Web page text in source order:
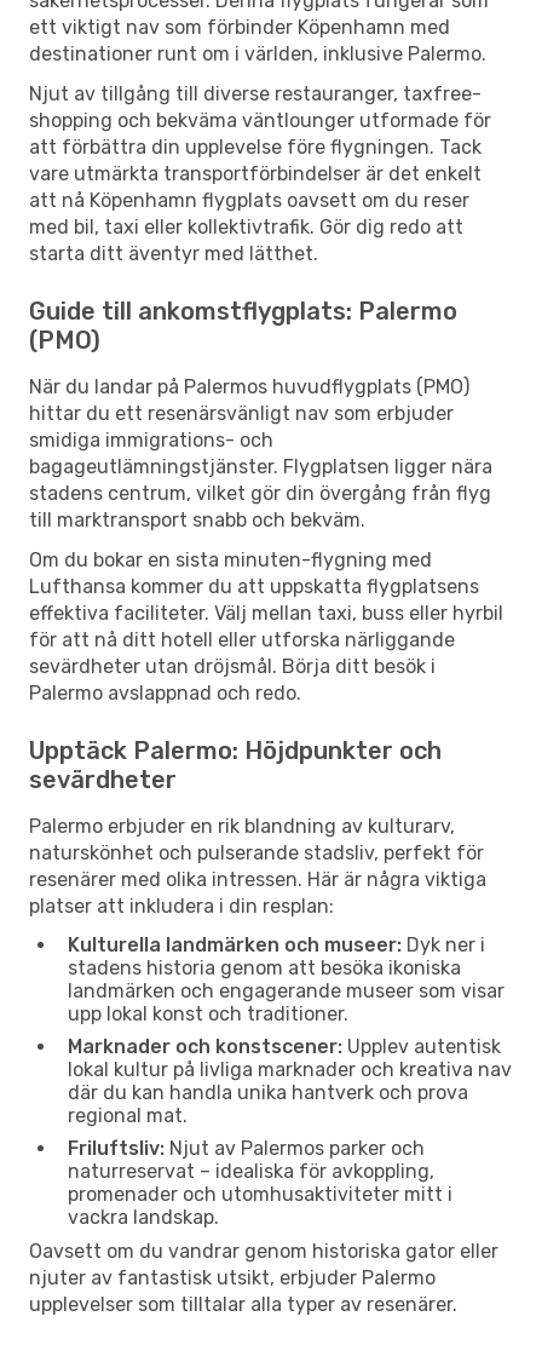
ett viktigt nav som förbinder Köpenhamn med
destinationer runt om i världen, inklusive Palermo.
Njut av tillgång till diverse restauranger, taxfree-
shopping och bekväma väntlounger utformade för
att förbättra din upplevelse före flygningen. Tack
vare utmärkta transportförbindelser är det enkelt
att nå Köpenhamn flygplats oavsett om du reser
med bil, taxi eller kollektivtrafik. Gör dig redo att
starta ditt äventyr med lätthet.
Guide till ankomstflygplats: Palermo
(PMO)
När du landar på Palermos huvudflygplats (PMO)
hittar du ett resenärsvänligt nav som erbjuder
smidiga immigrations- och
bagageutlämningstjänster. Flygplatsen ligger nära
stadens centrum, vilket gör din övergång från flyg
till marktransport snabb och bekväm.
Om du bokar en sista minuten-flygning med
Lufthansa kommer du att uppskatta flygplatsens
effektiva faciliteter. Välj mellan taxi, buss eller hyrbil
för att nå ditt hotell eller utforska närliggande
sevärdheter utan dröjsmål. Börja ditt besök i
Palermo avslappnad och redo.
Upptäck Palermo: Höjdpunkter och
sevärdheter
Palermo erbjuder en rik blandning av kulturarv,
naturskönhet och pulserande stadsliv, perfekt för
resenärer med olika intressen. Här är några viktiga
platser att inkludera i din resplan:
Kulturella landmärken och museer: Dyk ner i
stadens historia genom att besöka ikoniska
landmärken och engagerande museer som visar
upp lokal konst och traditioner.
Marknader och konstscener: Upplev autentisk
lokal kultur på livliga marknader och kreativa nav
där du kan handla unika hantverk och prova
regional mat.
Friluftsliv: Njut av Palermos parker och
naturreservat – idealiska för avkoppling,
promenader och utomhusaktiviteter mitt i
vackra landskap.
Oavsett om du vandrar genom historiska gator eller
njuter av fantastisk utsikt, erbjuder Palermo
upplevelser som tilltalar alla typer av resenärer.